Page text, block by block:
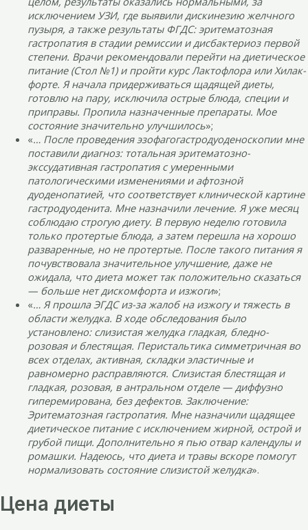
исключением УЗИ, где выявили дискинезию желчного
пузыря, а также результаты ФГДС: эритематозная
гастропатия в стадии ремиссии и дисбактериоз первой
степени. Врачи рекомендовали перейти на диетическое
питание (Стол №1) и пройти курс Лактофлора или Хилак-
форте. Я начала придерживаться щадящей диеты,
готовлю на пару, исключила острые блюда, специи и
приправы. Пропила назначенные препараты. Мое
состояние значительно улучшилось»;
«… После проведения эзофагогастродуоденоскопии мне
поставили диагноз: тотальная эритематозно-
экссудативная гастропатия с умеренными
патологическими изменениями и афтозной
дуоденопатией, что соответствует клинической картине
гастродуоденита. Мне назначили лечение. Я уже месяц
соблюдаю строгую диету. В первую неделю готовила
только протертые блюда, а затем перешла на хорошо
разваренные, но не протертые. После такого питания я
почувствовала значительное улучшение, даже не
ожидала, что диета может так положительно сказаться
— больше нет дискомфорта и изжоги»;
«… Я прошла ЭГДС из-за жалоб на изжогу и тяжесть в
области желудка. В ходе обследования было
установлено: слизистая желудка гладкая, бледно-
розовая и блестящая. Перистальтика симметричная во
всех отделах, активная, складки эластичные и
равномерно расправляются. Слизистая блестящая и
гладкая, розовая, в антральном отделе — диффузно
гиперемирована, без дефектов. Заключение:
Эритематозная гастропатия. Мне назначили щадящее
диетическое питание с исключением жирной, острой и
грубой пищи. Дополнительно я пью отвар календулы и
ромашки. Надеюсь, что диета и травы вскоре помогут
нормализовать состояние слизистой желудка».
Цена диеты